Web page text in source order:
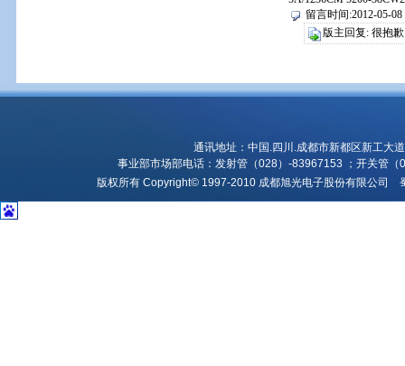
留言时间:2012-05-08
版主回复: 很抱
通讯地址：中国.四川.成都市新都区新工
事业部市场部电话：发射管（028）-83967153 ；开关管
版权所有 Copyright© 1997-2010 成都旭光电子股份有限公司